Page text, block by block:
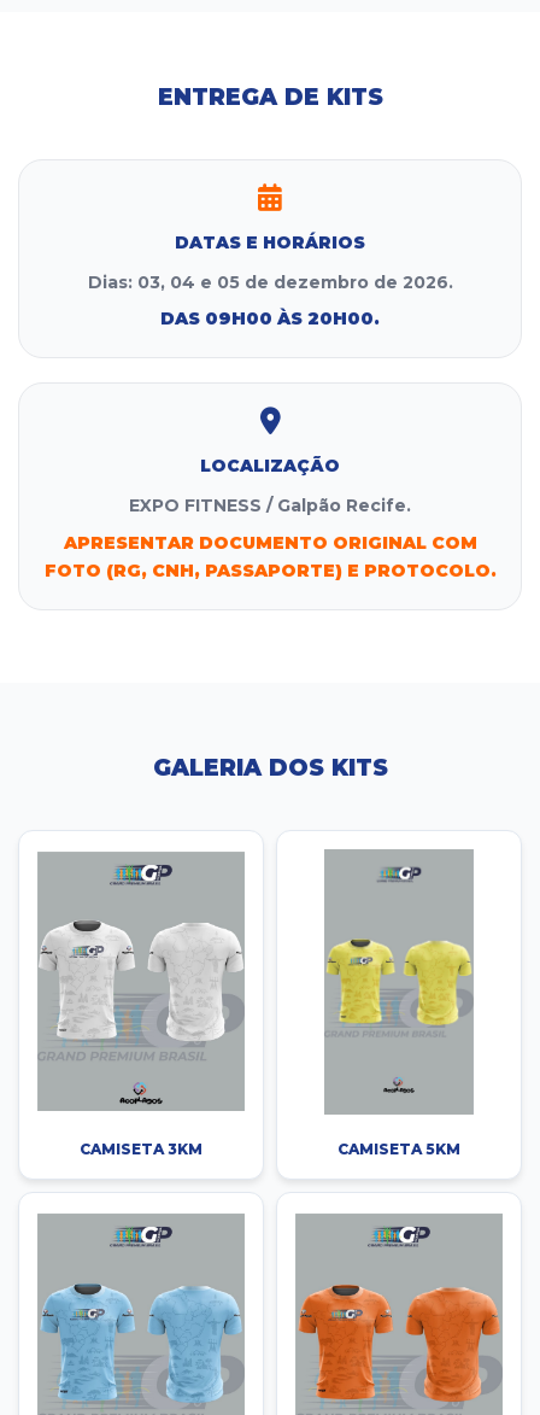
ENTREGA DE KITS
DATAS E HORÁRIOS
Dias: 03, 04 e 05 de dezembro de 2026.
DAS 09H00 ÀS 20H00.
LOCALIZAÇÃO
EXPO FITNESS / Galpão Recife.
APRESENTAR DOCUMENTO ORIGINAL COM
FOTO (RG, CNH, PASSAPORTE) E PROTOCOLO.
GALERIA DOS KITS
CAMISETA 3KM CAMISETA 5KM